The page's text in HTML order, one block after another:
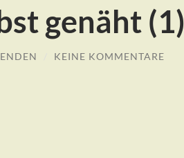
genäht (1)
KEINE KOMMENTARE